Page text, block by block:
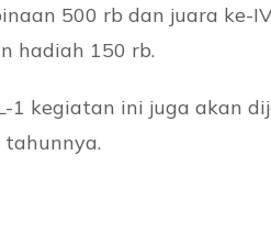
500 rb dan juara
hadiah 150 rb.
1 kegiatan ini juga akan